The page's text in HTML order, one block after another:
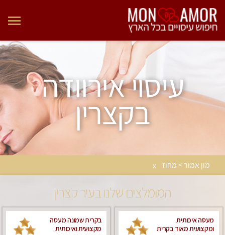
עיסוי אירוודה
בקצרין
מון אמור > מחוז x
המומלצים שלנו בעיר קצרין
מעסה איכותית
ומקצועית מאוד בקרית
בקרית שמונה מעסה
מקצועית ואיכותית